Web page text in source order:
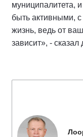
муниципалитета,
быть активными, с
жизнь, ведь от
зависит», - сказал